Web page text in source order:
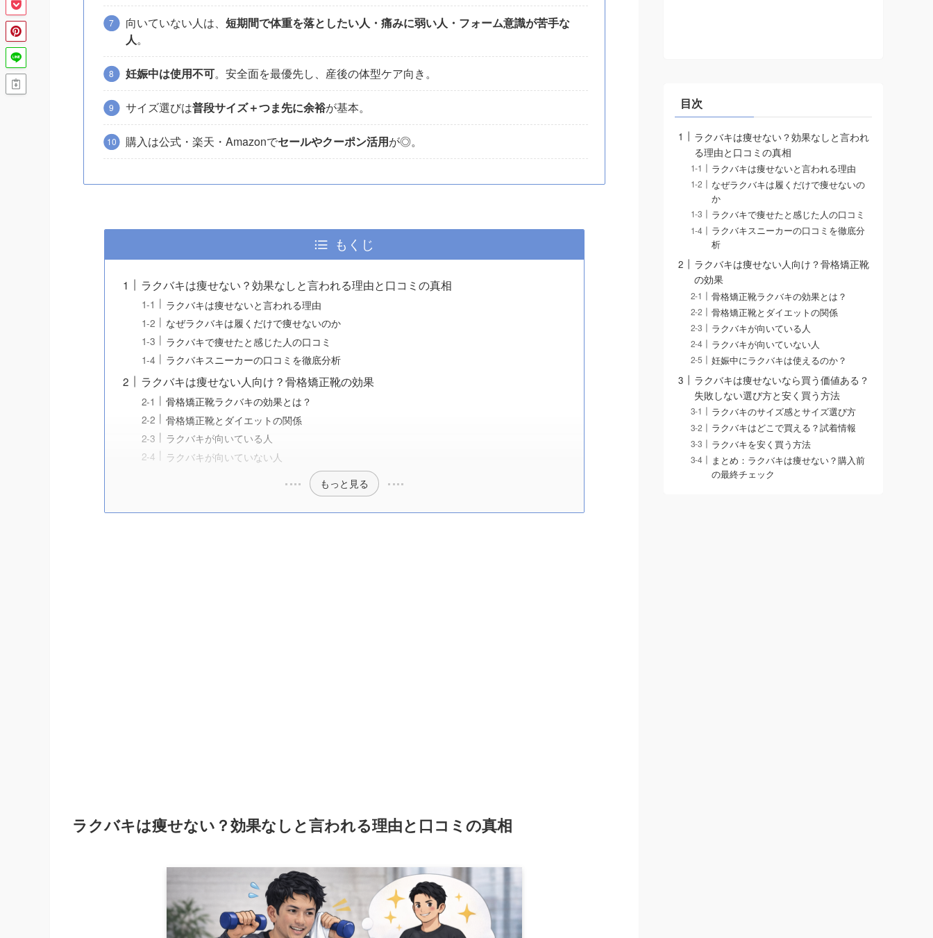
向いていない人は、 短期間で体重を落としたい人・痛みに弱い人・フォーム意識が苦手な
人。
妊娠中は使用不可。安全面を最優先し、産後の体型ケア向き。
サイズ選びは普段サイズ＋つま先に余裕が基本。
購入は公式・楽天・Amazonでセールやクーポン活用が◎。
もくじ
ラクバキは痩せない？効果なしと言われる理由と口コミの真相
ラクバキは痩せないと言われる理由
なぜラクバキは履くだけで痩せないのか
ラクバキで痩せたと感じた人の口コミ
ラクバキスニーカーの口コミを徹底分析
ラクバキは痩せない人向け？骨格矯正靴の効果
骨格矯正靴ラクバキの効果とは？
骨格矯正靴とダイエットの関係
ラクバキが向いている人
ラクバキが向いていない人
もっと見る
ラクバキは痩せない？効果なしと言われる理由と口コミの真相
目次
ラクバキは痩せない？効果なしと言われ
る理由と口コミの真相
ラクバキは痩せないと言われる理由
なぜラクバキは履くだけで痩せないの
か
ラクバキで痩せたと感じた人の口コミ
ラクバキスニーカーの口コミを徹底分
析
ラクバキは痩せない人向け？骨格矯正靴
の効果
骨格矯正靴ラクバキの効果とは？
骨格矯正靴とダイエットの関係
ラクバキが向いている人
ラクバキが向いていない人
妊娠中にラクバキは使えるのか？
ラクバキは痩せないなら買う価値ある？
失敗しない選び方と安く買う方法
ラクバキのサイズ感とサイズ選び方
ラクバキはどこで買える？試着情報
ラクバキを安く買う方法
まとめ：ラクバキは痩せない？購入前
の最終チェック